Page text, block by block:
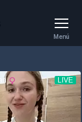
Menú